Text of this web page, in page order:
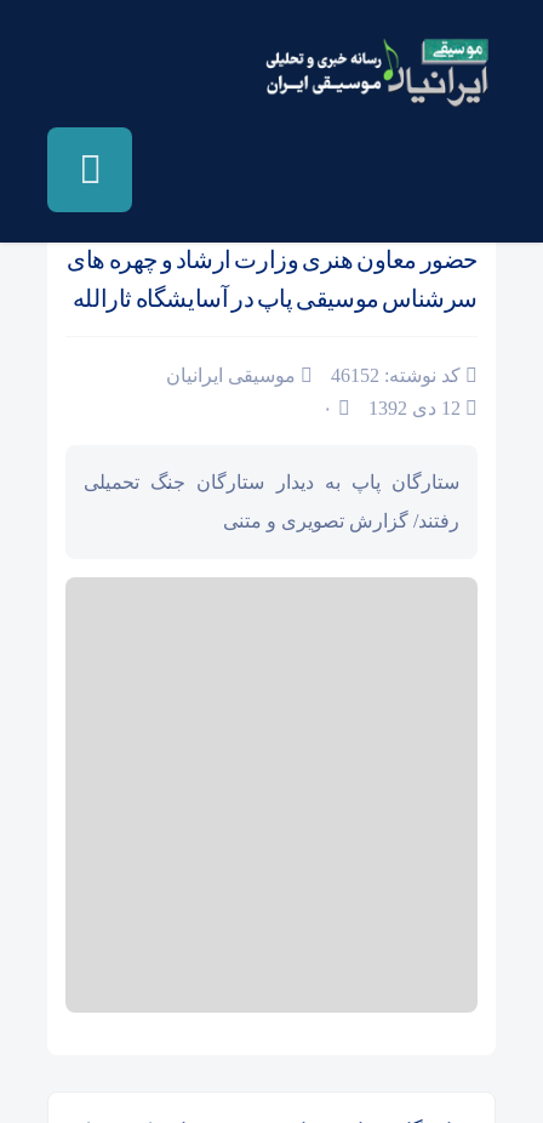
حضور معاون هنری وزارت ارشاد و چهره های
سرشناس موسیقی پاپ در آسایشگاه ثارالله
کد نوشته: 46152
موسیقی ایرانیان
۰
ستارگان پاپ به دیدار ستارگان جنگ تحمیلی
رفتند/ گزارش تصویری و متنی